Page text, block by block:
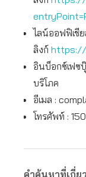
ไลน์ออฟฟิเชี
ลิงก์ https://
อินบ็อกซ์เฟซ
บริโภค
อีเมล :
โทรศัพท์ :
คำค้นหาที่เกี่ย